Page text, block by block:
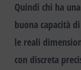
Quindi chi ha
buona capacità
le reali
con discreta